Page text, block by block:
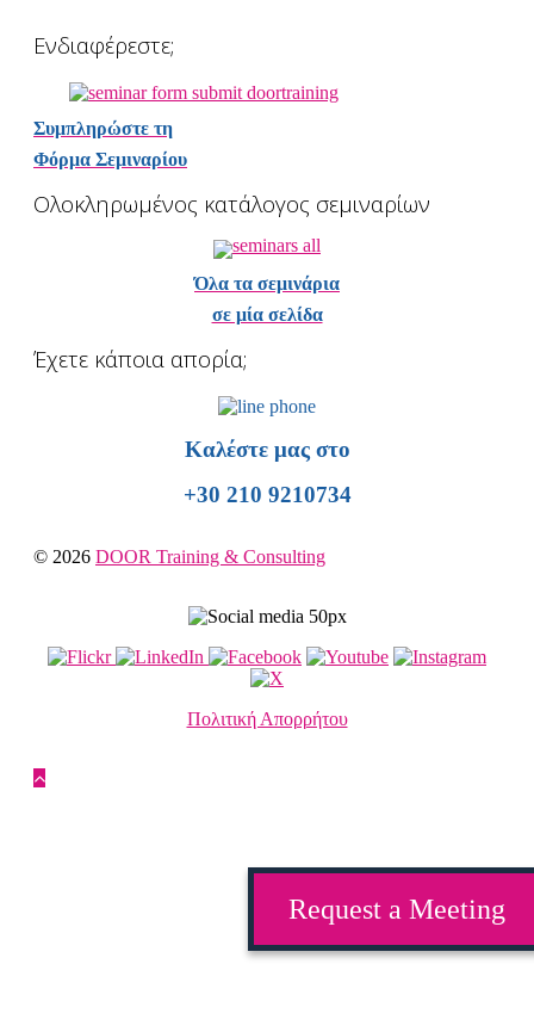
Ενδιαφέρεστε;
Συμπληρώστε τη
Φόρμα Σεμιναρίου
Ολοκληρωμένος κατάλογος σεμιναρίων
Όλα τα σεμινάρια
σε μία σελίδα
Έχετε κάποια απορία;
Καλέστε μας στο
+30 210 9210734
© 2026 DOOR Training & Consulting
Πολιτική Απορρήτου
Request a Meeting